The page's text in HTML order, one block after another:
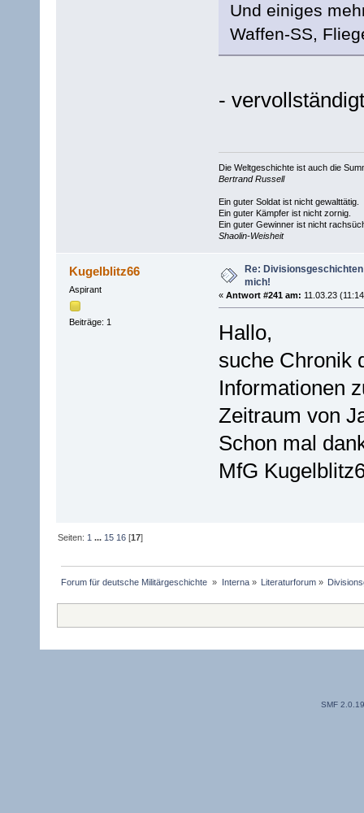
Und einiges
Waffen-SS,
-
Die Weltgeschichte ist auch die
Bertrand Russell
Ein guter Soldat ist nicht gewalttätig.
Ein guter Kämpfer ist nicht zornig.
Ein guter Gewinner ist nicht
Shaolin-Weisheit
Kugelblitz66
Aspirant
Beiträge: 1
Re:
mich!
« Antwort #241 am: 11.03.23
Hallo,
suche Chronik
Informationen
Zeitraum von
Schon mal
MfG
Seiten: 1 ... 15 16 [17]
Forum für deutsche Militärgeschichte » Interna» Literaturforum»
SMF 2.0.19